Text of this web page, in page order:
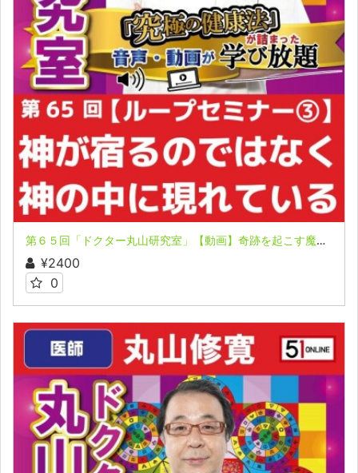
第６５回「ドクター丸山研究室」【動画】奇跡を起こす魔法のループ セミナー ③
¥2400
0